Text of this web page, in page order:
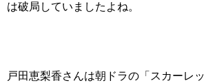
は破局していましたよね。
戸田恵梨香さんは朝ドラの「スカーレッ